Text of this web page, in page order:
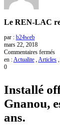
Le REN-LAC
par : b24web
mars 22, 2018
Commentaires fermés
Le
du
en : Actualite Articles
0
Installé
Gnanou,
ans.